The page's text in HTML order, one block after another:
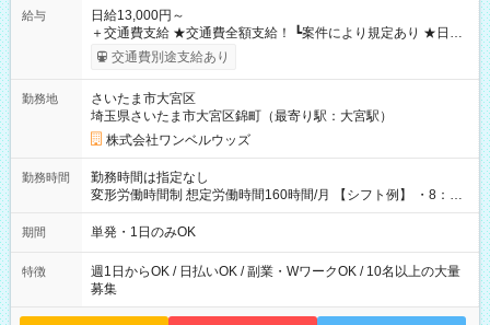
給与
日給13,000円～
＋交通費支給 ★交通費全額支給！ ┗案件により規定あり ★日払
いOK！（規定あり） ┗働いたその日に現金GET♪ お仕事後はコ
ンビニATMから 日払い分を引き落とせます！ 【試用期間】試
交通費別途支給あり
勤務地
さいたま市大宮区
埼玉県さいたま市大宮区錦町（最寄り駅：大宮駅）
株式会社ワンベルウッズ
勤務時間
勤務時間は指定なし
変形労働時間制 想定労働時間160時間/月 【シフト例】 ・8：00
～21：00
期間 単発・1日のみOK
特徴
週1日からOK / 日払いOK / 副業・WワークOK / 10名以上の大量
募集